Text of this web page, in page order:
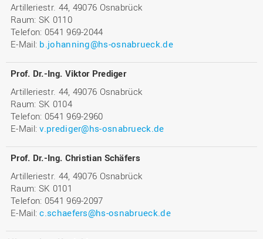
Artilleriestr. 44, 49076 Osnabrück
Raum: SK 0110
Telefon: 0541 969-2044
E-Mail: b.johanning@hs-osnabrueck.de
Prof. Dr.-Ing. Viktor Prediger
Artilleriestr. 44, 49076 Osnabrück
Raum: SK 0104
Telefon: 0541 969-2960
E-Mail:v.prediger@hs-osnabrueck.de
Prof. Dr.-Ing. Christian Schäfers
Artilleriestr. 44, 49076 Osnabrück
Raum: SK 0101
Telefon: 0541 969-2097
E-Mail:c.schaefers@hs-osnabrueck.de